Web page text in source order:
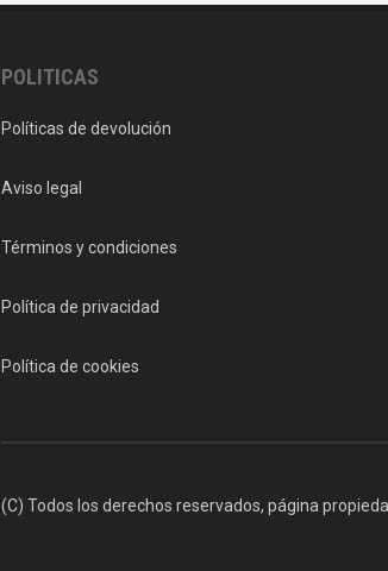
POLITICAS
Políticas de devolución
Aviso legal
Términos y condiciones
Política de privacidad
Política de cookies
(C) Todos los derechos reservados, página